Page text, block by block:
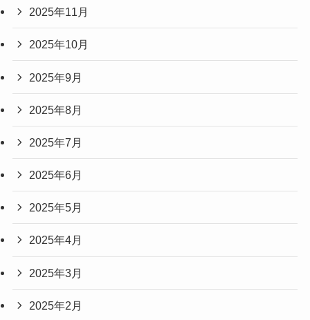
2025年11月
2025年10月
2025年9月
2025年8月
2025年7月
2025年6月
2025年5月
2025年4月
2025年3月
2025年2月